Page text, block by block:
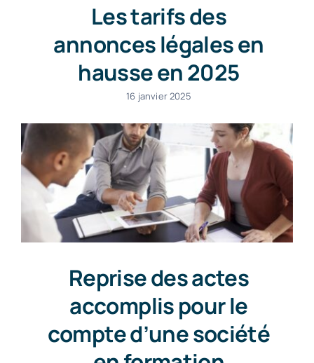
Les tarifs des
annonces légales en
hausse en 2025
16 janvier 2025
Reprise des actes
accomplis pour le
compte d’une société